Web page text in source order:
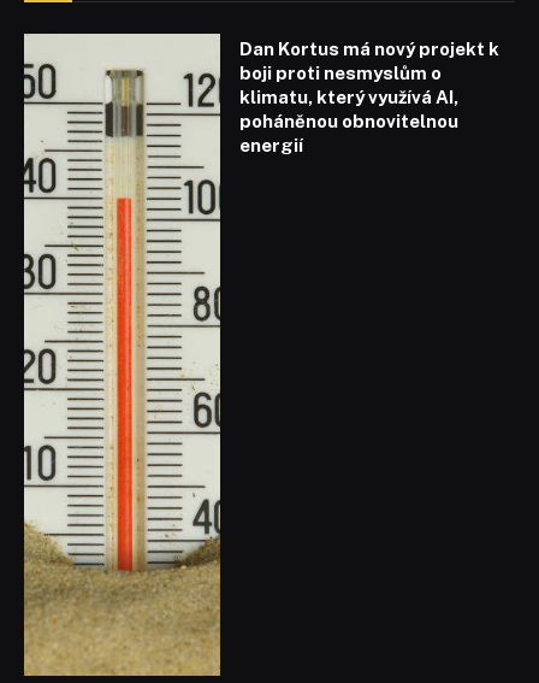
Dan Kortus má nový projekt k
boji proti nesmyslům o
klimatu, který využívá AI,
poháněnou obnovitelnou
energií